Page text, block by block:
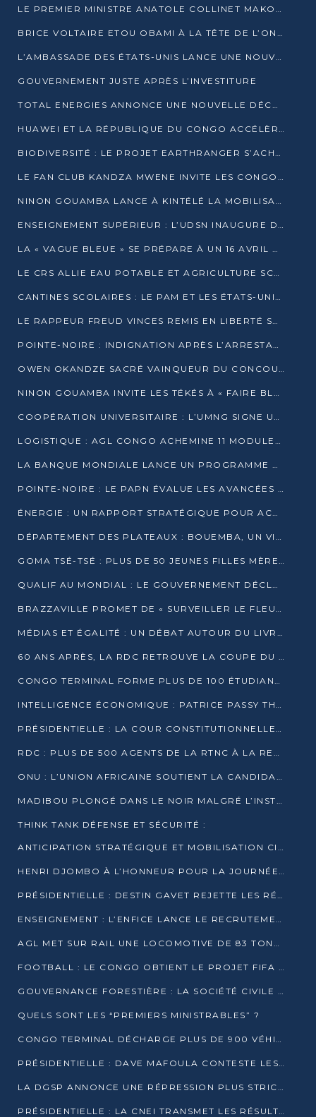
LE PREMIER MINISTRE ANATOLE COLLINET MAKOSSO DÉMISSIONNE AVEC SON GOUVERNEMENT
BRICE VOLTAIRE ETOU OBAMI À LA TÊTE DE L’ONEC-C POUR TROIS ANS
L’AMBASSADE DES ÉTATS-UNIS LANCE UNE NOUVELLE COHORTE DU PROGRAMME ACCESS MICRO-SCHOLARSHIP
GOUVERNEMENT JUSTE APRÈS L’INVESTITURE
TOTAL ENERGIES ANNONCE UNE NOUVELLE DÉCOUVERTE D’HYDROCARBURES SUR LE PERMIS MOHO AU LARGE DU CONGO
HUAWEI ET LA RÉPUBLIQUE DU CONGO ACCÉLÈRENT LEUR PARTENARIAT
BIODIVERSITÉ : LE PROJET EARTHRANGER S’ACHÈVE, MAIS LES DÉFIS DEMEURENT
LE FAN CLUB KANDZA MWENE INVITE LES CONGOLAIS À UNE FORTE AFFLUENCE AU STADE DE KINTÉLÉ
NINON GOUAMBA LANCE À KINTÉLÉ LA MOBILISATION POUR L’INVESTITURE DR DSN
ENSEIGNEMENT SUPÉRIEUR : L’UDSN INAUGURE DES LABORATOIRES POUR BOOSTER LA FORMATION PRATIQUE
LA « VAGUE BLEUE » SE PRÉPARE À UN 16 AVRIL HISTORIQUE
LE CRS ALLIE EAU POTABLE ET AGRICULTURE SCOLAIRE AU CŒUR DE LA TRANSFORMATION DES ÉCOLES RURALES
CANTINES SCOLAIRES : LE PAM ET LES ÉTATS-UNIS AU CONTACT DES ÉCOLIERS DE KINKALA
LE RAPPEUR FREUD VINCES REMIS EN LIBERTÉ SOUS PRESSION MÉDIATIQUE
POINTE-NOIRE : INDIGNATION APRÈS L’ARRESTATION DU RAPPEUR FREUD VINCES
OWEN OKANDZE SACRÉ VAINQUEUR DU CONCOURS SLAM POUR LA VIE
NINON GOUAMBA INVITE LES TÉKÉS À « FAIRE BLOC » POUR PESER DANS LE DÉBAT NATIONAL
COOPÉRATION UNIVERSITAIRE : L’UMNG SIGNE UN ACCORD STRATÉGIQUE AVEC L’UNIVERSITÉ HAINAN EN CHINE
LOGISTIQUE : AGL CONGO ACHEMINE 11 MODULES GÉANTS JUSQU’À BRAZZAVILLE
LA BANQUE MONDIALE LANCE UN PROGRAMME DE 394 MILLIONS DE DOLLARS POUR LE BASSIN DU CONGO
POINTE-NOIRE : LE PAPN ÉVALUE LES AVANCÉES DU MÔLE EST
ÉNERGIE : UN RAPPORT STRATÉGIQUE POUR ACCÉLÉRER LA TRANSITION AU CONGO
DÉPARTEMENT DES PLATEAUX : BOUEMBA, UN VIVIER ÉCONOMIQUE PRÊT À EXPLOSER
GOMA TSÉ-TSÉ : PLUS DE 50 JEUNES FILLES MÈRES SENSIBILISÉES À LA SANTÉ SEXUELLE
QUALIF AU MONDIAL : LE GOUVERNEMENT DÉCLARE LA JOURNÉE DU 1ER AVRIL 2026 CHÔMÉE ET PAYÉE
BRAZZAVILLE PROMET DE « SURVEILLER LE FLEUVE » APRÈS LA QUALIFICATION DE LA RDC AU MONDIAL
MÉDIAS ET ÉGALITÉ : UN DÉBAT AUTOUR DU LIVRE « CES FEMMES QUI REPRENNENT LE POUVOIR SUR LEUR VIE »
60 ANS APRÈS, LA RDC RETROUVE LA COUPE DU MONDE
CONGO TERMINAL FORME PLUS DE 100 ÉTUDIANTS AUX TECHNIQUES D’EMBAUCHE
INTELLIGENCE ÉCONOMIQUE : PATRICE PASSY THÉORISE UNE STRATÉGIE ADAPTÉE AUX CONTEXTES FRAGMENTÉS
PRÉSIDENTIELLE : LA COUR CONSTITUTIONNELLE CONFIRME LA VICTOIRE DE SASSOU NGUESSO AVEC 94,90 % DES SUFFRAGES
RDC : PLUS DE 500 AGENTS DE LA RTNC À LA RETRAITE, UNE PAGE SE TOURNE
ONU : L’UNION AFRICAINE SOUTIENT LA CANDIDATURE DE MACKY SALL
MADIBOU PLONGÉ DANS LE NOIR MALGRÉ L’INSTALLATION D’UN NOUVEAU TRANSFORMATEUR
THINK TANK DÉFENSE ET SÉCURITÉ :
ANTICIPATION STRATÉGIQUE ET MOBILISATION CITOYENNE POUR NOTRE SOUVERAINETÉ NATIONALE
HENRI DJOMBO À L’HONNEUR POUR LA JOURNÉE MONDIALE DU THÉÂTRE
PRÉSIDENTIELLE : DESTIN GAVET REJETTE LES RÉSULTATS ET APPELLE À UN DIALOGUE NATIONAL
ENSEIGNEMENT : L’ENFICE LANCE LE RECRUTEMENT DE SA PREMIÈRE PROMOTION DE PROFESSEURS DES ÉCOLES
AGL MET SUR RAIL UNE LOCOMOTIVE DE 83 TONNES À POINTE-NOIRE
FOOTBALL : LE CONGO OBTIENT LE PROJET FIFA ARENA POUR SES 15 DÉPARTEMENTS
GOUVERNANCE FORESTIÈRE : LA SOCIÉTÉ CIVILE CONGOLAISE AFFICHE SES PRIORITÉS POUR 2026
QUELS SONT LES “PREMIERS MINISTRABLES” ?
CONGO TERMINAL DÉCHARGE PLUS DE 900 VÉHICULES EN QUELQUES HEURES
PRÉSIDENTIELLE : DAVE MAFOULA CONTESTE LES RÉSULTATS PROVISOIRES
LA DGSP ANNONCE UNE RÉPRESSION PLUS STRICTE CONTRE LES MOTO-TAXIS
PRÉSIDENTIELLE : LA CNEI TRANSMET LES RÉSULTATS PROVISOIRES À LA COUR CONSTITUTIONNELLE